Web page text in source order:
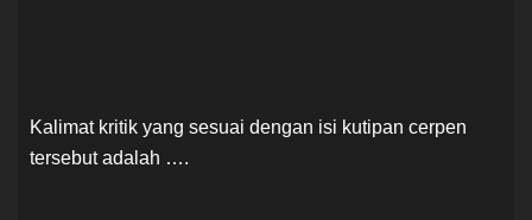
Kalimat kritik yang sesuai dengan isi kutipan cerpen
tersebut adalah ….